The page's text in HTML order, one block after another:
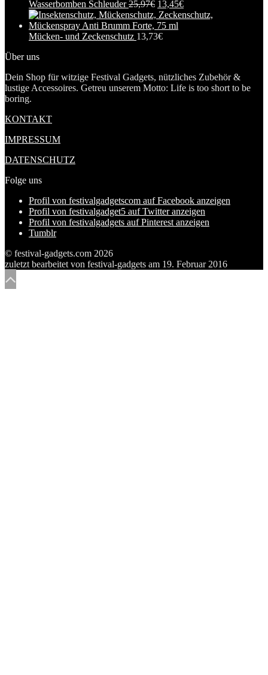
Wasserbomben Schleuder 25,97€ 13,45€
Mücken- und Zeckenschutz 13,73€
Über uns
Dein Shop für witzige Festival Gadgets, nützliches Zubehör &
lustige Accessoires. Getreu unserem Motto: Life is too short to be
boring.
KONTAKT
IMPRESSUM
DATENSCHUTZ
Folge uns
Profil von festivalgadgetscom auf Facebook anzeigen
Profil von festivalgadget5 auf Twitter anzeigen
Profil von festivalgadgets auf Pinterest anzeigen
Tumblr
© festival-gadgets.com 2026
zuletzt bearbeitet von festival-gadgets am 19. Februar 2016